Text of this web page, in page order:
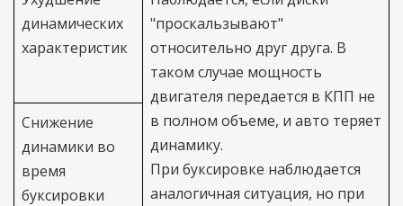
динамических
характеристик
"проскальзывают"
относительно друг друга. В
таком случае мощность
двигателя передается в КПП не
в полном объеме, и авто теряет
динамику.
При буксировке наблюдается
аналогичная ситуация, но при
Снижение
динамики во
время
буксировки